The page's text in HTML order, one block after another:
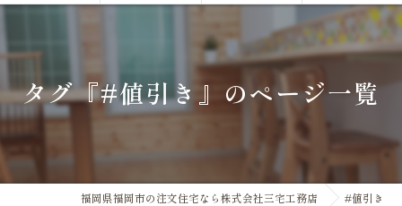
タグ『#値引き』のページ一覧
福岡県福岡市の注文住宅なら株式会社三宅工務店 #値引き